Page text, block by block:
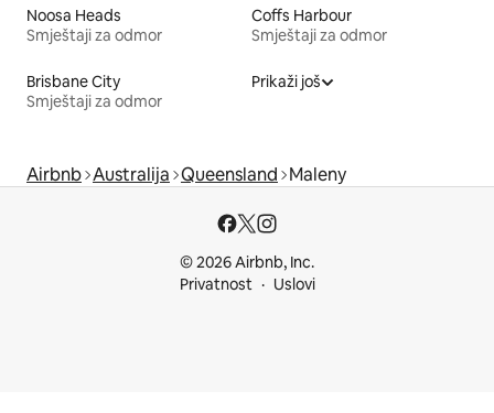
Noosa Heads
Smještaji za odmor
Coffs Harbour
Smještaji za odmor
Brisbane City
Smještaji za odmor
Prikaži još
Airbnb Australija Queensland Maleny
© 2026 Airbnb, Inc.
Privatnost
Uslovi